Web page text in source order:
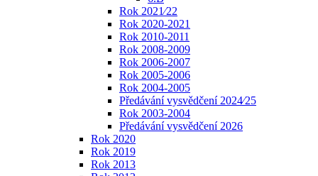
Rok 2021⁄22
Rok 2020-2021
Rok 2010-2011
Rok 2008-2009
Rok 2006-2007
Rok 2005-2006
Rok 2004-2005
Předávání vysvědčení 2024⁄25
Rok 2003-2004
Předávání vysvědčení 2026
Rok 2020
Rok 2019
Rok 2013